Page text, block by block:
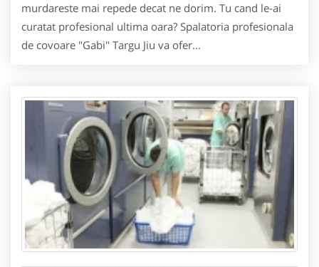
murdareste mai repede decat ne dorim. Tu cand le-ai
curatat profesional ultima oara? Spalatoria profesionala
de covoare "Gabi" Targu Jiu va ofer...